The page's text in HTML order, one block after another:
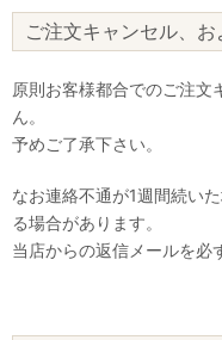
ご注文キャンセル、
原則お客様都合でのご注文
ん。
予めご了承下さい。
なお連絡不通が1週間続い
る場合があります。
当店からの返信メールを必